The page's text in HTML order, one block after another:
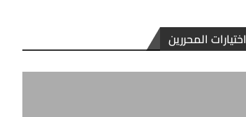
اختيارات المحررين